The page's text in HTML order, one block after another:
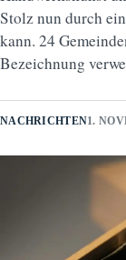
Stolz nun durch
kann. 24
Bezeichnung
NACHRICHTEN1.